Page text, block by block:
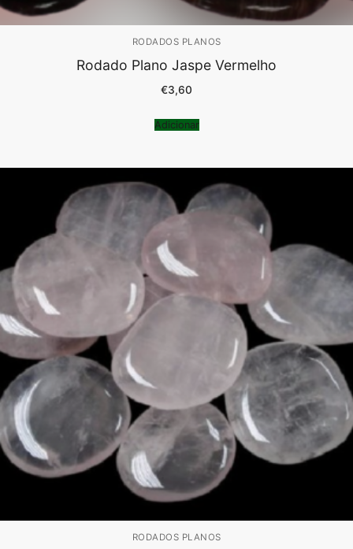
RODADOS PLANOS
Rodado Plano Jaspe Vermelho
€3,60
Adicionar
RODADOS PLANOS